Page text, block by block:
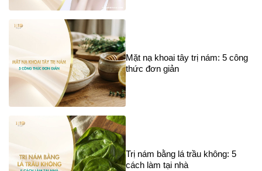
Mặt nạ khoai tây trị nám: 5 công
thức đơn giản
Trị nám bằng lá trầu không: 5
cách làm tại nhà